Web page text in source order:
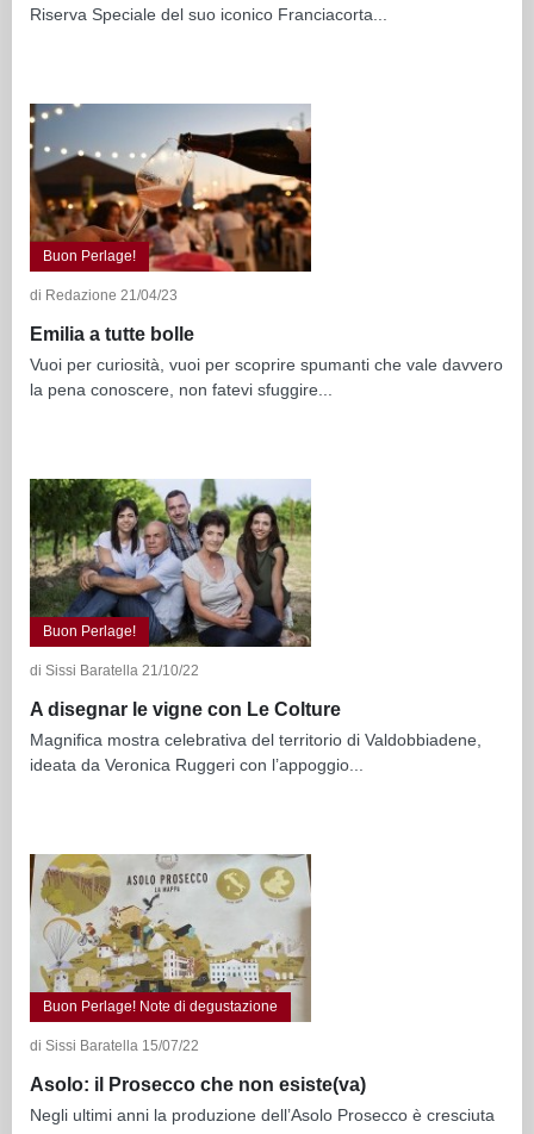
Riserva Speciale del suo iconico Franciacorta...
Buon Perlage!
di Redazione 21/04/23
Emilia a tutte bolle
Vuoi per curiosità, vuoi per scoprire spumanti che vale davvero
la pena conoscere, non fatevi sfuggire...
Buon Perlage!
di Sissi Baratella 21/10/22
A disegnar le vigne con Le Colture
Magnifica mostra celebrativa del territorio di Valdobbiadene,
ideata da Veronica Ruggeri con l’appoggio...
Buon Perlage! Note di degustazione
di Sissi Baratella 15/07/22
Asolo: il Prosecco che non esiste(va)
Negli ultimi anni la produzione dell’Asolo Prosecco è cresciuta